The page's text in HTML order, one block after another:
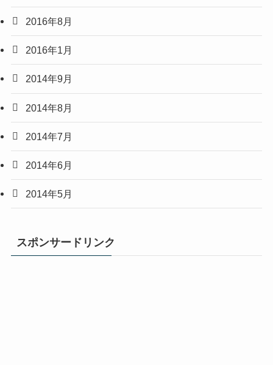
2016年8月
2016年1月
2014年9月
2014年8月
2014年7月
2014年6月
2014年5月
スポンサードリンク